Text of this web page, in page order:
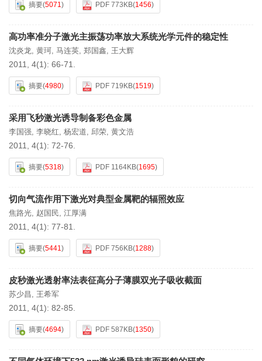
摘要(5071) PDF 773KB(1456)
高功率准分子激光主振荡功率放大系统光学元件的稳定性
沈炎龙, 黄珂, 马连英, 郑国鑫, 王大辉
2011, 4(1): 66-71.
摘要(4980) PDF 719KB(1519)
采用飞秒激光诱导制备彩色金属
李国强, 李晓红, 杨宏道, 邱荣, 黄文浩
2011, 4(1): 72-76.
摘要(5318) PDF 1164KB(1695)
切向气流作用下激光对典型金属靶的辐照效应
焦路光, 赵国民, 江厚满
2011, 4(1): 77-81.
摘要(5441) PDF 756KB(1288)
皮秒激光透射率法表征高分子薄膜双光子吸收截面
苏少昌, 王希军
2011, 4(1): 82-85.
摘要(4694) PDF 587KB(1350)